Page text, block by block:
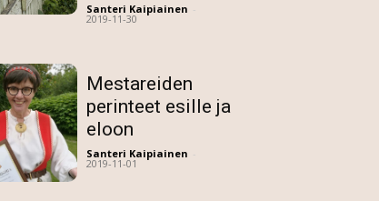
Santeri Kaipiainen -
2019-11-30
Mestareiden
perinteet esille ja
eloon
Santeri Kaipiainen -
2019-11-01